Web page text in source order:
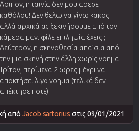
Λοιπον, η ταινία δεν μου αρεσε
καθόλου! Δεν θελω να γίνω κακος
αλλά αρχικά ας ξεκινήσουμε από τον
κάμερα μαν..φίλε επιληψία έχεις ;
Δεύτερον, η σκηνοθεσία απαίσια από
την μια σκηνή στην άλλη χωρίς νοημα.
Τρίτον, περίμενα 2 ωρες μέχρι να
αποκτήσει λιγο νοημα (τελικά δεν
απέκτησε ποτε)
από Jacob sartorius στις 09/01/2021